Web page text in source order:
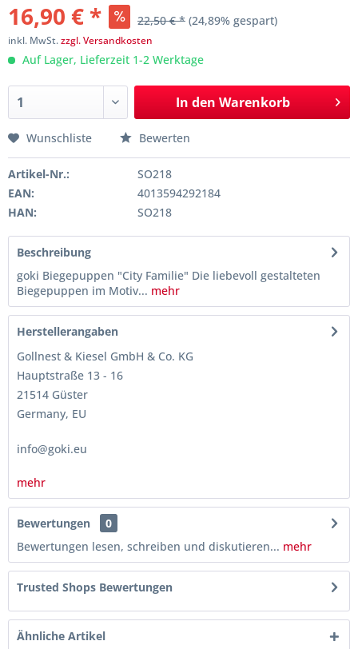
16,90 € * 22,50 € * (24,89% gespart)
inkl. MwSt.zzgl. Versandkosten
Auf Lager, Lieferzeit 1-2 Werktage
In den Warenkorb
Wunschliste Bewerten
Artikel-Nr.:
SO218
EAN:
4013594292184
HAN:
SO218
Beschreibung
goki Biegepuppen "City Familie" Die liebevoll gestalteten
Biegepuppen im Motiv... mehr
Herstellerangaben
Gollnest & Kiesel GmbH & Co. KG
Hauptstraße 13 - 16
21514 Güster
Germany, EU
info@goki.eu
mehr
Bewertungen
0
Bewertungen lesen, schreiben und diskutieren... mehr
Trusted Shops Bewertungen
Ähnliche Artikel